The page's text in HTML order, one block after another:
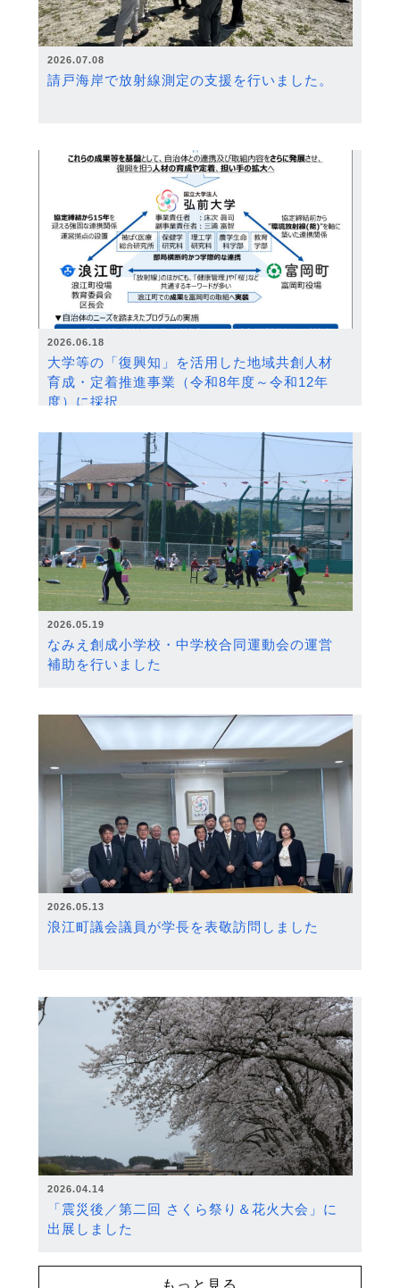
2026.07.08
請戸海岸で放射線測定の支援を行いました。
2026.06.18
大学等の「復興知」を活用した地域共創人材
育成・定着推進事業（令和8年度～令和12年
度）に採択
2026.05.19
なみえ創成小学校・中学校合同運動会の運営
補助を行いました
2026.05.13
浪江町議会議員が学長を表敬訪問しました
2026.04.14
「震災後／第二回 さくら祭り＆花火大会」に
出展しました
もっと見る